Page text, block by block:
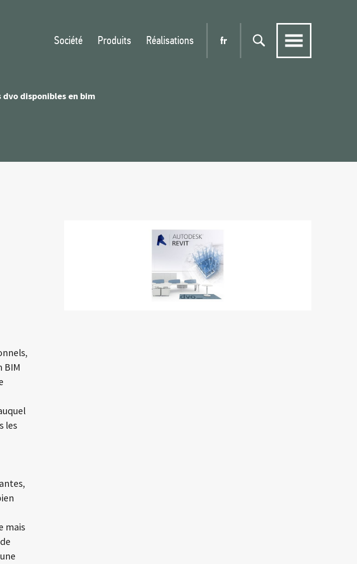
Société Produits Réalisations fr
disponibles en bim
BIM
les
mais